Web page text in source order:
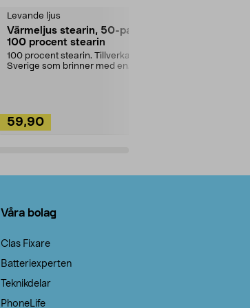
Levande ljus
Värmeljus stearin, 50-pack,
100 procent stearin
100 procent stearin. Tillverkade i
Sverige som brinner med en
59,90
Våra bolag
Clas Fixare
Batteriexperten
Teknikdelar
PhoneLife